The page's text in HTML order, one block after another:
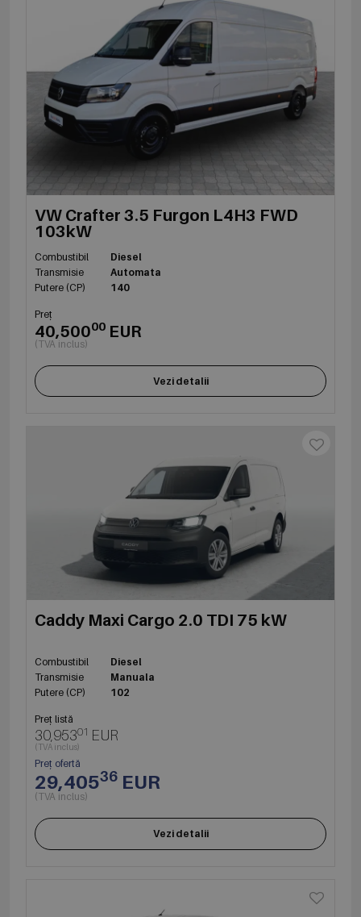
VW Crafter 3.5 Furgon L4H3 FWD
103kW
Combustibil
Diesel
Transmisie
Automata
Putere (CP)
140
Preț
40,50000 EUR
(TVA inclus)
Vezi detalii
Caddy Maxi Cargo 2.0 TDI 75 kW
Combustibil
Diesel
Transmisie
Manuala
Putere (CP)
102
Preț listă
30,95301 EUR
(TVA inclus)
Preț ofertă
29,40536 EUR
(TVA inclus)
Vezi detalii